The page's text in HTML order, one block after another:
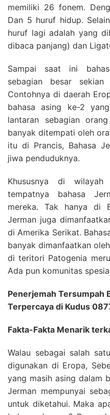
memiliki 26 fonem.
Dan 5 huruf hidup.
huruf lagi adalah yang
dibaca panjang) dan
Sampai saat ini
sebagian besar
Contohnya di daerah
bahasa asing ke-2
lantaran sebagian
banyak ditempati oleh
itu di Prancis, Bahasa
jiwa penduduknya.
Khususnya di wilayah
tempatnya bahasa
mereka. Tak hanya di
Jerman juga
di Amerika Serikat.
banyak dimanfaatkan
di teritori Patogenia
Ada pun komunitas
Penerjemah Tersumpah
Terpercaya di Kudus
Fakta-Fakta Menarik
Walau sebagai salah
digunakan di Eropa,
yang masih asing dalam
Jerman mempunyai
untuk diketahui. Maka